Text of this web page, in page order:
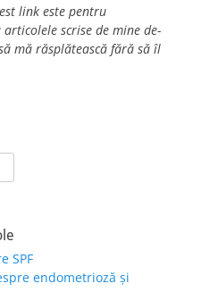
link este pentru
scrise de mine de-
mă răsplătească fără să îl
SPF
endometrioză și